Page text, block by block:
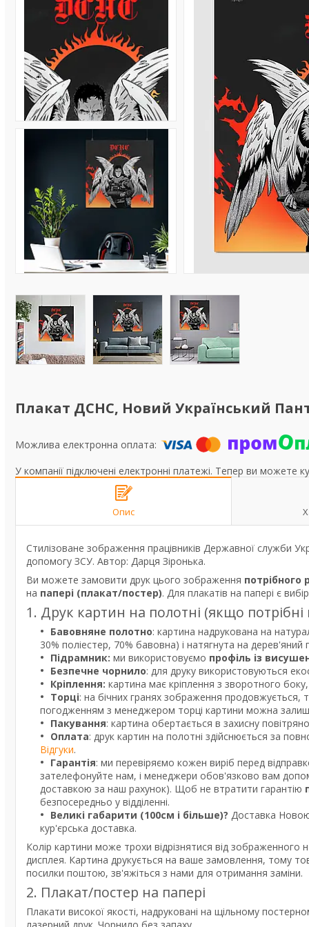
Плакат ДСНС, Новий Український
У компанії підключені електронні платежі. Тепер ви можете
Опис
Стилізоване зображення працівників Державної служби
допомогу ЗСУ. Автор: Дарця Зіронька.
Ви можете замовити друк цього зображення потрібного
на папері (плакат/постер). Для плакатів на папері є
1. Друк картин на полотні (якщо
Бавовняне полотно: картина надрукована на
30% поліестер, 70% бавовна) і натягнута на
Підрамник: ми використовуємо профіль із
Безпечне чорнило: для друку використовуються
Кріплення: картина має кріплення з зворотного
Торці: на бічних гранях зображення
погодженням з менеджером торці картини можна
Пакування: картина обертається в захисну
Оплата: друк картин на полотні здійснюється за
Відгуки.
Гарантія: ми перевіряємо кожен виріб перед
зателефонуйте нам, і менеджери обов'язково вам
доставкою за наш рахунок). Щоб не втратити гарантію
безпосередньо у відділенні.
Великі габарити (100см і більше)? Доставка
кур'єрська доставка.
Колір картини може трохи відрізнятися від зображенного
дисплея. Картина друкується на ваше замовлення, тому
посилки поштою, зв'яжіться з нами для отримання заміни.
2. Плакат/постер на папері
Плакати високої якості, надруковані на щільному